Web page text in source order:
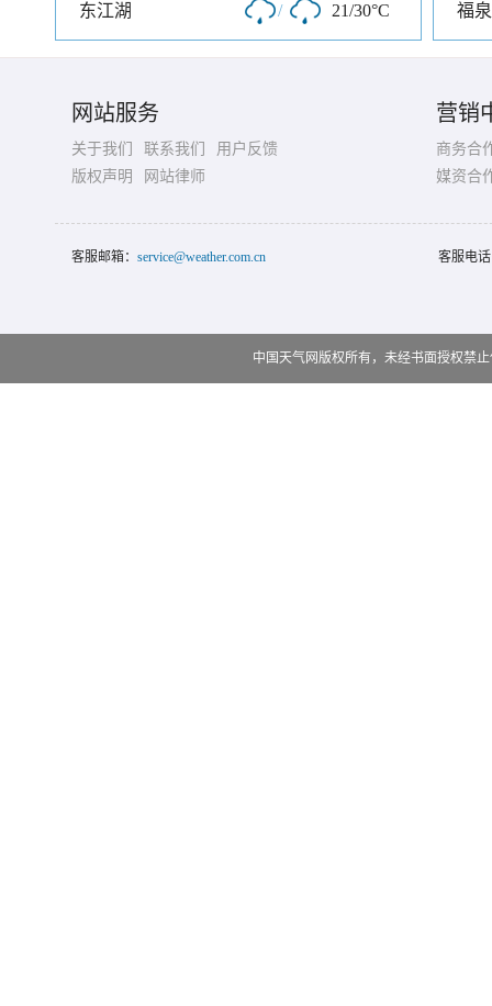
东江湖 / 21/30°C 福
网站服务
关于我们 联系我们
用户反馈
版权声明
网站律师
营销
商务合
媒资合
客服邮箱： service@weather.com.cn 客服电
中国天气网版权所有，未经书面授权